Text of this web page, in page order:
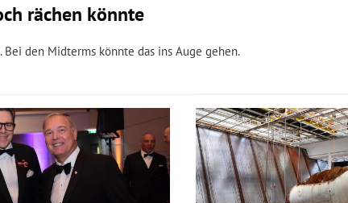
rächen könnte
den Midterms könnte das ins Auge gehen.